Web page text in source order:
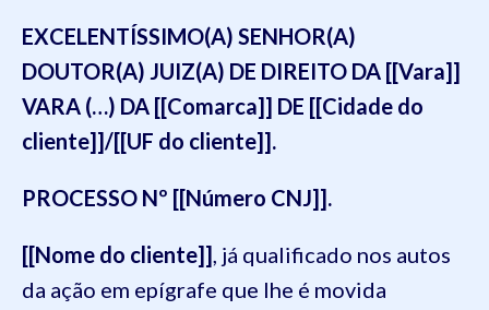
EXCELENTÍSSIMO(A) SENHOR(A)
DOUTOR(A) JUIZ(A) DE DIREITO DA [[Vara]]
VARA (…) DA [[Comarca]] DE [[Cidade do
cliente]]/[[UF do cliente]].
PROCESSO Nº [[Número CNJ]].
[[Nome do cliente]] , já qualificado nos autos
da ação em epígrafe que lhe é movida